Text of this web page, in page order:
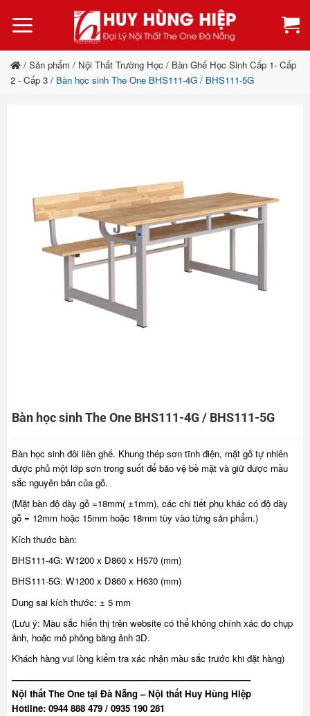
qua
dung
/ Sản phẩm / Nội Thất Trường Học / Bàn Ghế Học Sinh Cấp 1- Cấp
2 - Cấp 3 / Bàn học sinh The One BHS111-4G / BHS111-5G
Bàn học sinh The One BHS111-4G / BHS111-5G
Bàn học sinh đôi liền ghế. Khung thép sơn tĩnh điện, mặt gỗ tự nhiên
được phủ một lớp sơn trong suốt để bảo vệ bề mặt và giữ được mầu
sắc nguyên bản của gỗ.
(Mặt bàn độ dày gỗ =18mm( ±1mm), các chi tiết phụ khác có độ dày
gỗ = 12mm hoặc 15mm hoặc 18mm tùy vào từng sản phẩm.)
Kích thước bàn:
BHS111-4G: W1200 x D860 x H570 (mm)
BHS111-5G: W1200 x D860 x H630 (mm)
Dung sai kích thước: ± 5 mm
(Lưu ý: Màu sắc hiển thị trên website có thể không chính xác do chụp
ảnh, hoặc mô phỏng bằng ảnh 3D.
Khách hàng vui lòng kiểm tra xác nhận màu sắc trước khi đặt hàng)
——————————————————————————–
Nội thất The One tại Đà Nẵng – Nội thất Huy Hùng Hiệp
Hotline: 0944 888 479 / 0935 190 281